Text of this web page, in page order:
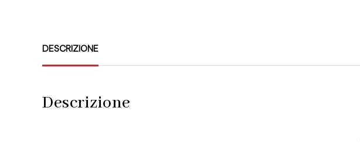
DESCRIZIONE
Descrizione